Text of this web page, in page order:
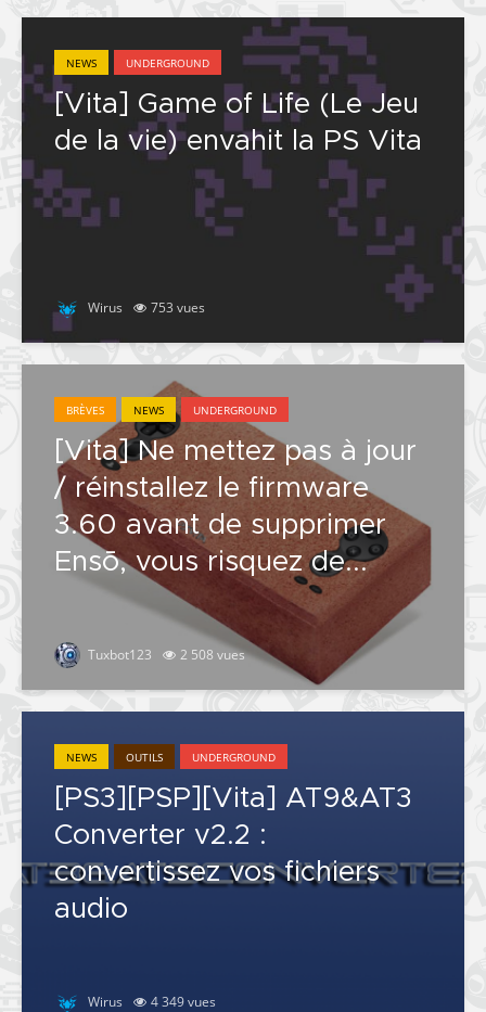
NEWS UNDERGROUND
[Vita] Game of Life (Le Jeu
de la vie) envahit la PS Vita
Wirus 753 vues
BRÈVES NEWS UNDERGROUND
[Vita] Ne mettez pas à jour
/ réinstallez le firmware
3.60 avant de supprimer
Ensō, vous risquez de...
Tuxbot123 2 508 vues
NEWS OUTILS UNDERGROUND
[PS3][PSP][Vita] AT9&AT3
Converter v2.2 :
convertissez vos fichiers
audio
Wirus 4 349 vues